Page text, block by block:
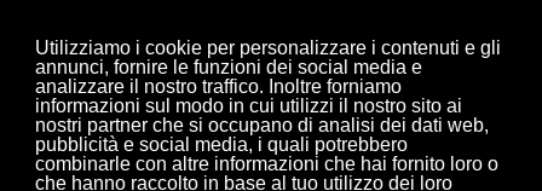
Utilizziamo i cookie per personalizzare i contenuti e gli
annunci, fornire le funzioni dei social media e
analizzare il nostro traffico. Inoltre forniamo
informazioni sul modo in cui utilizzi il nostro sito ai
nostri partner che si occupano di analisi dei dati web,
pubblicità e social media, i quali potrebbero
combinarle con altre informazioni che hai fornito loro o
che hanno raccolto in base al tuo utilizzo dei loro